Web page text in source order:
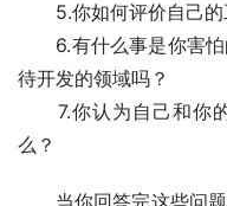
5.你如何评价自己的
6.有什么事是你害怕
待开发的领域吗？
7.你认为自己和你的
么？
当你回答完这些问题